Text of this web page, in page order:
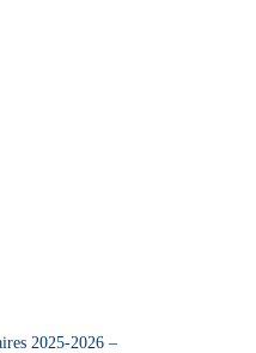
2025-2026 –